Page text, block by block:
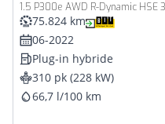
1.5 P300e AWD R-Dynamic HSE
75.824 km
06-2022
Plug-in hybride
310 pk (228 kW)
66,7 l/100 km